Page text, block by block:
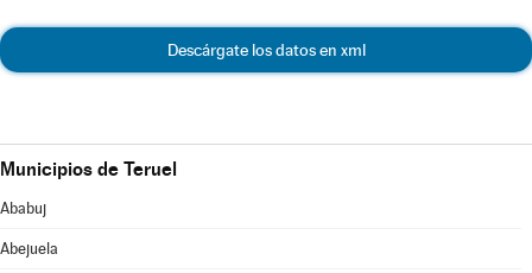
Descárgate los datos en xml
Municipios de Teruel
Ababuj
Abejuela